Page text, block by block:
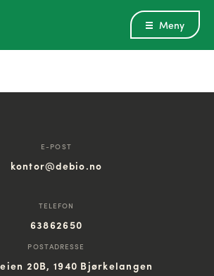
E-POST
kontor@debio.no
TELEFON
63862650
POSTADRESSE
20B, 1940 Bjørkelangen
Meny